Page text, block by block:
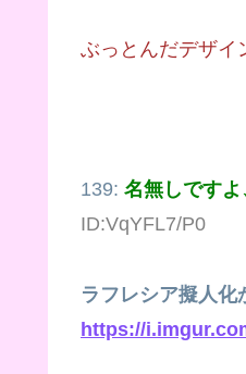
ぶっとんだデザイ
139: 名無しです
ID:VqYFL7/P0
ラフレシア擬人化
https://